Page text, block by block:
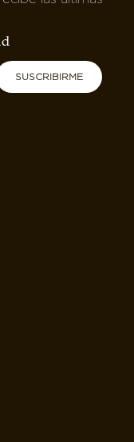
SUSCRIBIRME